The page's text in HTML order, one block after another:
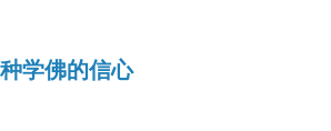
学佛的信心